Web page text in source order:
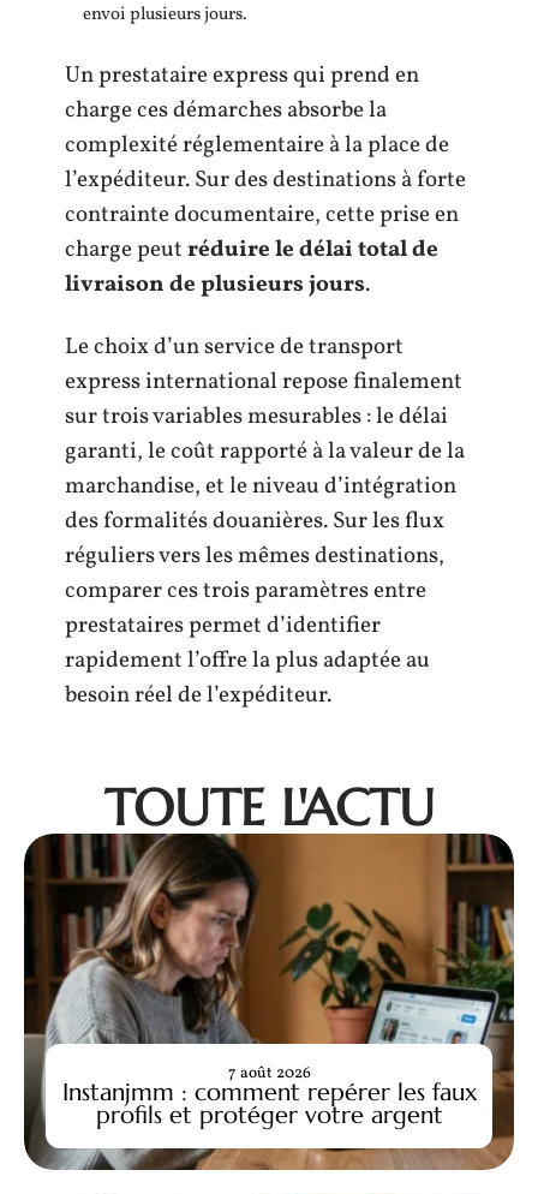
envoi plusieurs jours.
Un prestataire express qui prend en
charge ces démarches absorbe la
complexité réglementaire à la place de
l’expéditeur. Sur des destinations à forte
contrainte documentaire, cette prise en
charge peutréduire le délai total de
livraison de plusieurs jours.
Le choix d’un service de transport
express international repose finalement
sur trois variables mesurables : le délai
garanti, le coût rapporté à la valeur de la
marchandise, et le niveau d’intégration
des formalités douanières. Sur les flux
réguliers vers les mêmes destinations,
comparer ces trois paramètres entre
prestataires permet d’identifier
rapidement l’offre la plus adaptée au
besoin réel de l’expéditeur.
TOUTE L'ACTU
Instanjmm : comment repérer les faux
profils et protéger votre argent
7 août 2026